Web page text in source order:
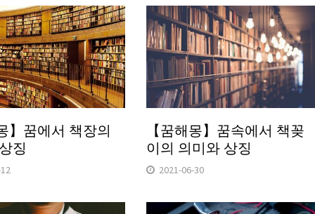
】꿈에서 책장의
징
【꿈해몽】꿈속에서 책꽂
이의 의미와 상징
2021-06-30